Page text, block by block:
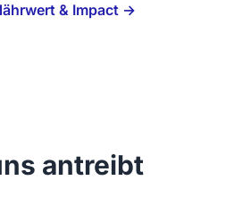
& Impact →
antreibt